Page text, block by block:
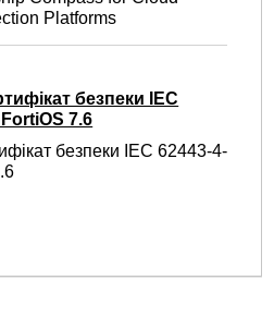
Platforms
безпеки IEC
7.6
безпеки IEC 62443-4-